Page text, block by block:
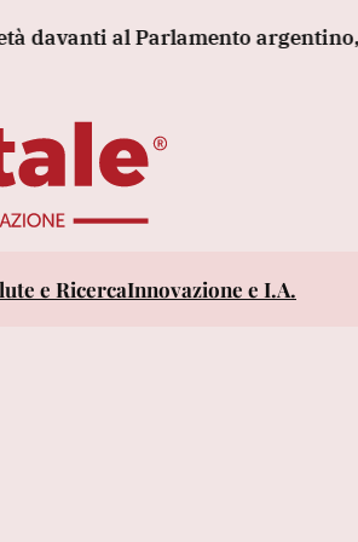
al Parlamento argentino, scontri
e RicercaInnovazione e I.A.